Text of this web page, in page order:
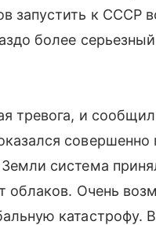
запустить к СССР
более
тревога, и
система
Очень
катастрофу.